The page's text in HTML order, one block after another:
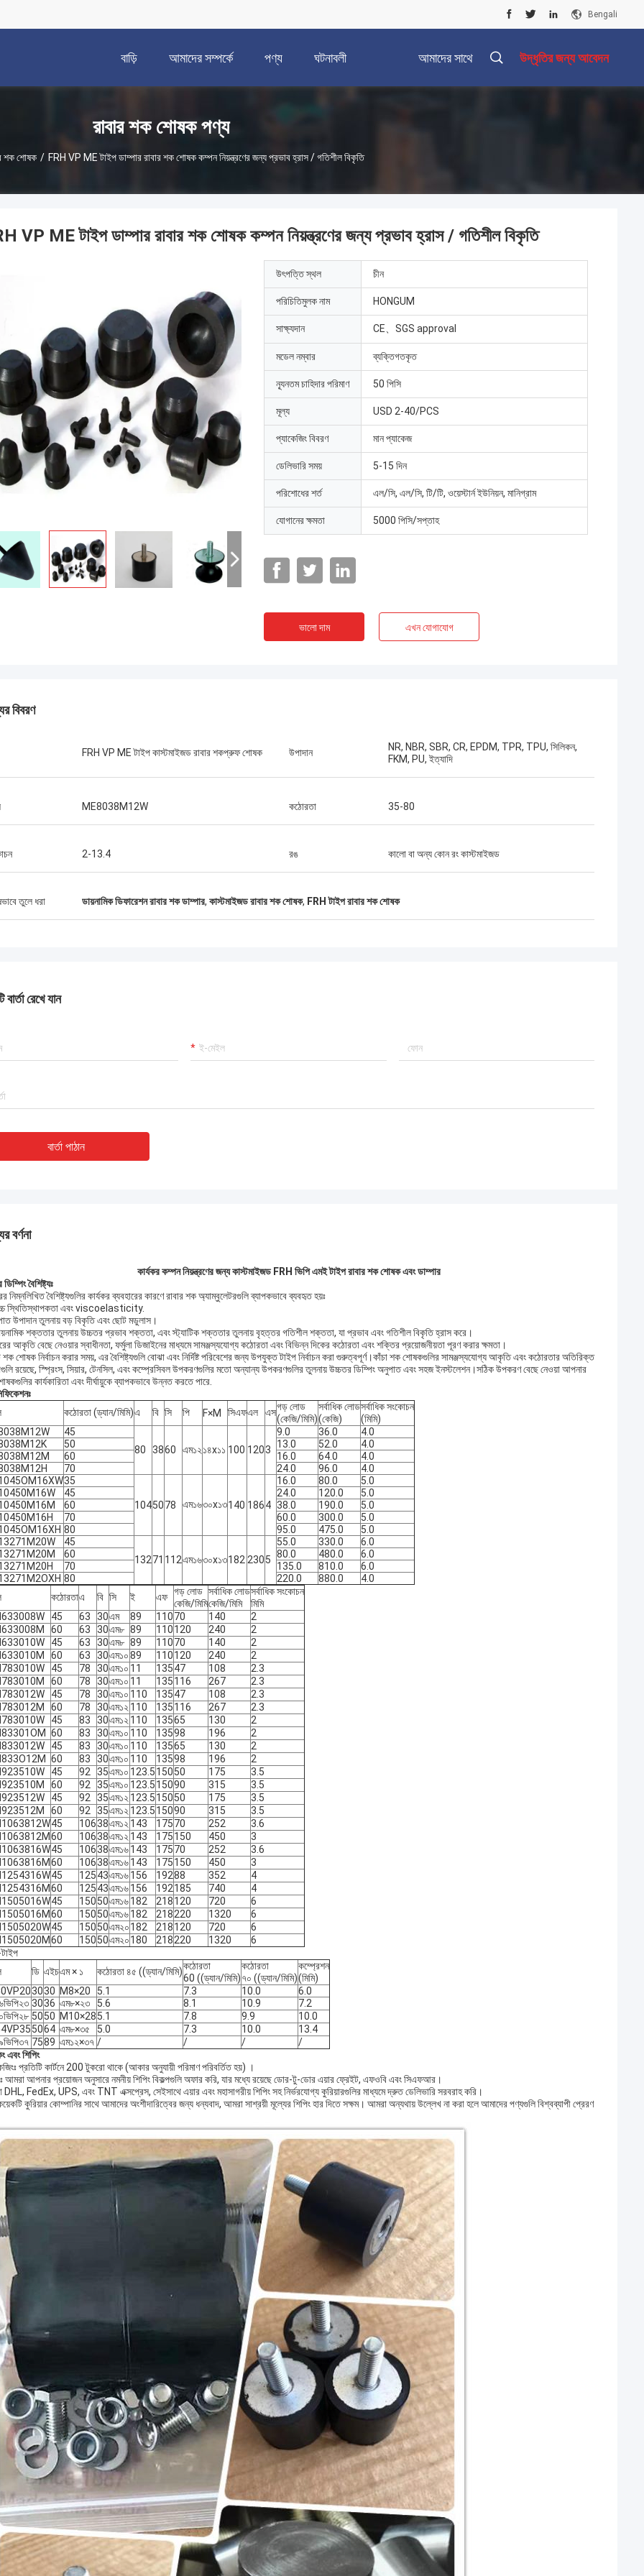
Bengali
বাড়ি আমাদের সম্পর্কে পণ্য ঘটনাবলী আমাদের সাথে উদ্ধৃতির জন্য আবেদন
রাবার শক শোষক পণ্য
শক শোষক / FRH VP ME টাইপ ডাম্পার রাবার শক শোষক কম্পন নিয়ন্ত্রণের জন্য প্রভাব হ্রাস / গতিশীল বিকৃতি
রাবার ডায়াফ্রাগম এবং শিল্প শক শোষকগুলি শূন্য
পারফরম্যান্স সরবরাহ করেছে,আমাদের বন্দর ক্রেনের
VP ME টাইপ ডাম্পার রাবার শক শোষক কম্পন নিয়ন্ত্রণের জন্য প্রভাব হ্রাস / গতিশীল বিকৃতি
উৎপত্তি স্থল চীন
পরিচিতিমুলক নাম HONGUM
সাক্ষ্যদান CE、SGS approval
মডেল নম্বার ব্যক্তিগতকৃত
ন্যূনতম চাহিদার পরিমাণ 50 পিসি
মূল্য USD 2-40/PCS
প্যাকেজিং বিবরণ মান প্যাকেজ
ডেলিভারি সময় 5-15 দিন
পরিশোধের শর্ত এল/সি, এল/সি, টি/টি, ওয়েস্টার্ন ইউনিয়ন, মানিগ্রাম
যোগানের ক্ষমতা 5000 পিসি/সপ্তাহ
ভালো দাম এখন যোগাযোগ
বিবরণ
FRH VP ME টাইপ কাস্টমাইজড রাবার শকপ্রুফ শোষক উপাদান
NR, NBR, SBR, CR, EPDM, TPR, TPU, সিলিকন,
FKM, PU, ​​ইত্যাদি
ME8038M12W কঠোরতা 35-80
2-13.4 রঙ কালো বা অন্য কোন রং কাস্টমাইজড
তুলে ধরা ডায়নামিক ডিফারেশন রাবার শক ডাম্পার, কাস্টমাইজড রাবার শক শোষক, FRH টাইপ রাবার শক শোষক
বার্তা রেখে যান
বার্তা পাঠান
বর্ণনা
কার্যকর কম্পন নিয়ন্ত্রণের জন্য কাস্টমাইজড FRH ভিপি এমই টাইপ রাবার শক শোষক এবং ডাম্পার
ডিম্পিং বৈশিষ্ট্যঃ
নিম্নলিখিত বৈশিষ্ট্যগুলির কার্যকর ব্যবহারের কারণে রাবার শক অ্যাম্বুলেটরগুলি ব্যাপকভাবে ব্যবহৃত হয়ঃ
স্থিতিস্থাপকতা এবং viscoelasticity.
উপাদান তুলনায় বড় বিকৃতি এবং ছোট মডুলাস।
শক্ততার তুলনায় উচ্চতর প্রভাব শক্ততা, এবং স্ট্যাটিক শক্ততার তুলনায় বৃহত্তর গতিশীল শক্ততা, যা প্রভাব এবং গতিশীল বিকৃতি হ্রাস করে।
আকৃতি বেছে নেওয়ার স্বাধীনতা, ফর্মুলা ডিজাইনের মাধ্যমে সামঞ্জস্যযোগ্য কঠোরতা এবং বিভিন্ন দিকের কঠোরতা এবং শক্তির প্রয়োজনীয়তা পূরণ করার ক্ষমতা।
শোষক নির্বাচন করার সময়, এর বৈশিষ্ট্যগুলি বোঝা এবং নির্দিষ্ট পরিবেশের জন্য উপযুক্ত টাইপ নির্বাচন করা গুরুত্বপূর্ণ।কাঁচা শক শোষকগুলির সামঞ্জস্যযোগ্য আকৃতি এবং কঠোরতার অতিরিক্ত
রয়েছে, স্প্রিংস, সিয়ার, টেনসিল, এবং কম্প্রেসিবল উপকরণগুলির মতো অন্যান্য উপকরণগুলির তুলনায় উচ্চতর ডিম্পিং অনুপাত এবং সহজ ইনস্টলেশন।সঠিক উপকরণ বেছে নেওয়া আপনার
কার্যকারিতা এবং দীর্ঘায়ুকে ব্যাপকভাবে উন্নত করতে পারে.
কঠোরতা (ড্যান/মিমি)এ বি সি পি F×M সিএফএল এসগড় লোড
(কেজি/মিমি)
সর্বাধিক লোড
(কেজি)
সর্বাধিক সংকোচন
(মিমি)
45
80
3860 এম১২১৪x১১ 100 1203
9.0 36.0
4.0
50 13.0 52.0
4.0
60 16.0 64.0
4.0
70 24.0 96.0
4.0
35
1045078 এম১৬৩০x১৩140 1864
16.0 80.0
5.0
45 24.0 120.0
5.0
60 38.0 190.0
5.0
70 60.0 300.0
5.0
80 95.0 475.0
5.0
45
13271 112এম১৬৩০x১৩182 2305
55.0 330.0
6.0
60 80.0 480.0
6.0
70 135.0 810.0
6.0
80 220.0 880.0
4.0
কঠোরতাএ বি সি ই এফ গড় লোড
কেজি/মিমি
সর্বাধিক লোড
কেজি/মিমি
সর্বাধিক সংকোচন
মিমি
45 63 30এম 89 11070 140
2
60 63 30এম৮ 89 110120 240
2
45 63 30এম৮ 89 11070 140
2
60 63 30এম১০89 110120 240
2
45 78 30এম১০ 11 13547 108
2.3
60 78 30এম১০ 11 135116 267
2.3
45 78 30এম১০ 110 13547 108
2.3
60 78 30এম১২ 110 135116 267
2.3
45 83 30এম১২ 110 13565 130
2
60 83 30এম১০ 110 13598 196
2
45 83 30এম১০ 110 13565 130
2
60 83 30এম১০ 110 13598 196
2
45 92 35এম১০ 123.515050 175
3.5
60 92 35এম১০ 123.515090 315
3.5
45 92 35এম১২ 123.515050 175
3.5
60 92 35এম১২ 123.515090 315
3.5
45 10638এম১২ 143 17570 252
3.6
60 10638এম১২ 143 175150 450
3
45 10638এম১৬143 17570 252
3.6
60 10638এম১৬143 175150 450
3
45 12543এম১৬156 19288 352
4
60 12543এম১৬156 192185 740
4
45 15050এম১৬182 218120 720
6
60 15050এম১৬182 218220 1320
6
45 15050এম২০182 218120 720
6
60 15050এম২০180 218220 1320
6
ডি এইচএম × ১ কঠোরতা ৪৫ ((ড্যান/মিমি)কঠোরতা
60 ((ড্যান/মিমি)
কঠোরতা
৭০ ((ড্যান/মিমি)
কম্প্রেশন
(মিমি)
3030 M8×20 5.1 7.3 10.0
6.0
3036 এম৮×২৩ 5.6 8.1 10.9
7.2
5050 M10×285.1 7.8 9.9
10.0
5064 এম৮×৩৫ 5.0 7.3 10.0
13.4
7589 এম১২×৩৭ / / /
/
এবং শিপিং
প্রতিটি কার্টনে 200 টুকরো থাকে (আকার অনুযায়ী পরিমাণ পরিবর্তিত হয়) ।
আমরা আপনার প্রয়োজন অনুসারে নমনীয় শিপিং বিকল্পগুলি অফার করি, যার মধ্যে রয়েছে ডোর-টু-ডোর এয়ার ফ্রেইট, এফওবি এবং সিএফআর।
FedEx, UPS, এবং TNT এক্সপ্রেস, সেইসাথে এয়ার এবং মহাসাগরীয় শিপিং সহ নির্ভরযোগ্য কুরিয়ারগুলির মাধ্যমে দ্রুত ডেলিভারি সরবরাহ করি।
কুরিয়ার কোম্পানির সাথে আমাদের অংশীদারিত্বের জন্য ধন্যবাদ, আমরা সাশ্রয়ী মূল্যের শিপিং হার দিতে সক্ষম। আমরা অন্যথায় উল্লেখ না করা হলে আমাদের পণ্যগুলি বিশ্বব্যাপী প্রেরণ